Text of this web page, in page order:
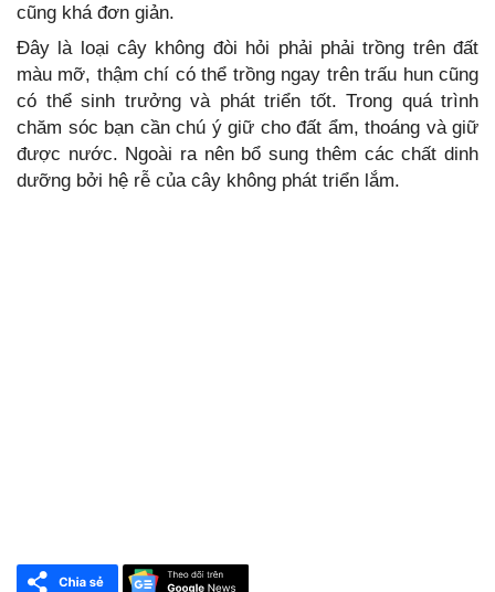
cũng khá đơn giản.
Đây là loại cây không đòi hỏi phải phải trồng trên đất
màu mỡ, thậm chí có thể trồng ngay trên trấu hun cũng
có thể sinh trưởng và phát triển tốt. Trong quá trình
chăm sóc bạn cần chú ý giữ cho đất ẩm, thoáng và giữ
được nước. Ngoài ra nên bổ sung thêm các chất dinh
dưỡng bởi hệ rễ của cây không phát triển lắm.